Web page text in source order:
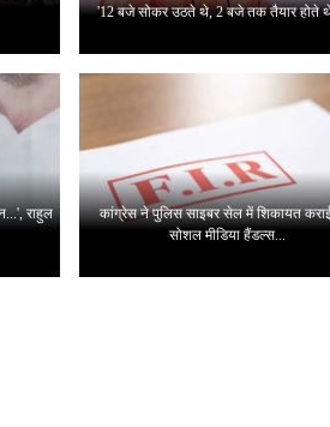
'12 बजे सोकर उठते थे, 2 बजे तक तैयार होते
राहुल
कांग्रेस ने पुलिस साइबर सेल में शिकायत कराई
सोशल मीडिया हैंडल्स...